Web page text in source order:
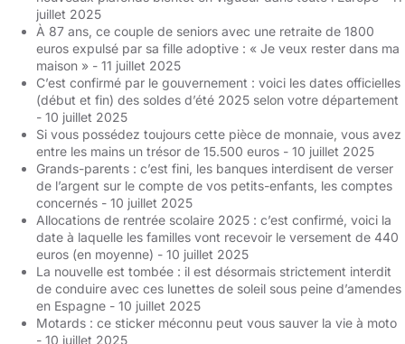
juillet 2025
À 87 ans, ce couple de seniors avec une retraite de 1800
euros expulsé par sa fille adoptive : « Je veux rester dans ma
maison » - 11 juillet 2025
C’est confirmé par le gouvernement : voici les dates officielles
(début et fin) des soldes d’été 2025 selon votre département
- 10 juillet 2025
Si vous possédez toujours cette pièce de monnaie, vous avez
entre les mains un trésor de 15.500 euros - 10 juillet 2025
Grands-parents : c’est fini, les banques interdisent de verser
de l’argent sur le compte de vos petits-enfants, les comptes
concernés - 10 juillet 2025
Allocations de rentrée scolaire 2025 : c’est confirmé, voici la
date à laquelle les familles vont recevoir le versement de 440
euros (en moyenne) - 10 juillet 2025
La nouvelle est tombée : il est désormais strictement interdit
de conduire avec ces lunettes de soleil sous peine d’amendes
en Espagne - 10 juillet 2025
Motards : ce sticker méconnu peut vous sauver la vie à moto
- 10 juillet 2025